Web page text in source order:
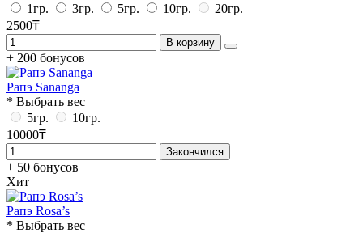
1гр.
3гр. 5гр. 10гр.
20гр.
2500₸
В корзину
+ 200 бонусов
Рапэ Sananga
* Выбрать вес
5гр.
10гр.
10000₸
Закончился
+ 50 бонусов
Хит
Рапэ Rosa’s
* Выбрать вес